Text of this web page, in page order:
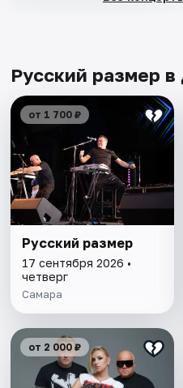
Русский размер в
от 1 700 ₽
Русский размер
17 сентября 2026 •
четверг
Самара
от 2 000 ₽